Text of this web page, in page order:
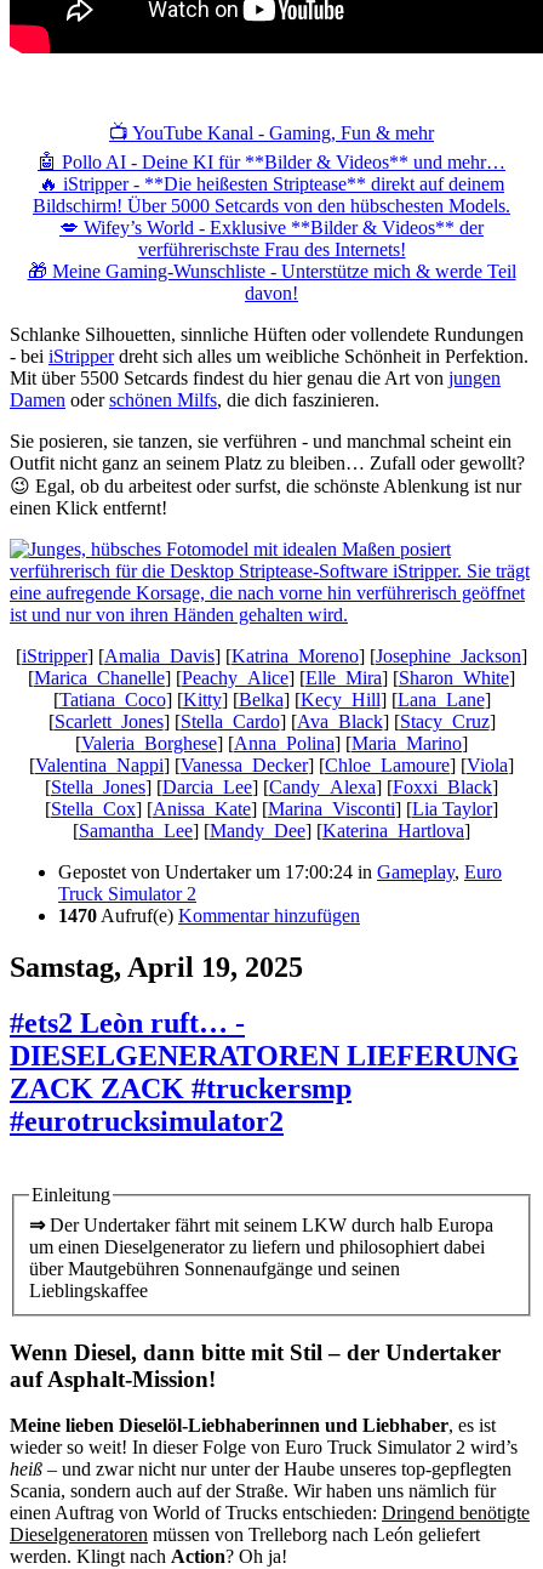
📺 YouTube Kanal - Gaming, Fun & mehr
🤖 Pollo AI - Deine KI für **Bilder & Videos** und mehr…
🔥 iStripper - **Die heißesten Striptease** direkt auf deinem
Bildschirm! Über 5000 Setcards von den hübschesten Models.
💋 Wifey’s World - Exklusive **Bilder & Videos** der
verführerischste Frau des Internets!
🎁 Meine Gaming-Wunschliste - Unterstütze mich & werde Teil
davon!
Schlanke Silhouetten, sinnliche Hüften oder vollendete Rundungen
- bei iStripperdreht sich alles um weibliche Schönheit in Perfektion.
Mit über 5500 Setcards findest du hier genau die Art von jungen
Damen oderschönen Milfs, die dich faszinieren.
Sie posieren, sie tanzen, sie verführen - und manchmal scheint ein
Outfit nicht ganz an seinem Platz zu bleiben… Zufall oder gewollt?
😉 Egal, ob du arbeitest oder surfst, die schönste Ablenkung ist nur
einen Klick entfernt!
[iStripper] [Amalia_Davis] [Katrina_Moreno] [Josephine_Jackson]
[Marica_Chanelle] [Peachy_Alice] [Elle_Mira] [Sharon_White]
[Tatiana_Coco] [Kitty] [Belka] [Kecy_Hill] [Lana_Lane]
[Scarlett_Jones] [Stella_Cardo] [Ava_Black] [Stacy_Cruz]
[Valeria_Borghese] [Anna_Polina] [Maria_Marino]
[Valentina_Nappi] [Vanessa_Decker] [Chloe_Lamoure] [Viola]
[Stella_Jones] [Darcia_Lee] [Candy_Alexa] [Foxxi_Black]
[Stella_Cox] [Anissa_Kate] [Marina_Visconti] [Lia Taylor]
[Samantha_Lee] [Mandy_Dee] [Katerina_Hartlova]
Gepostet von Undertakerum 17:00:24 in Gameplay, Euro
Truck Simulator 2
1470 Aufruf(e) Kommentar hinzufügen
Samstag, April 19, 2025
#ets2 Leòn ruft… -
DIESELGENERATOREN LIEFERUNG
ZACK ZACK #truckersmp
#eurotrucksimulator2
Einleitung
⇒Der Undertaker fährt mit seinem LKW durch halb Europa
um einen Dieselgenerator zu liefern und philosophiert dabei
über Mautgebühren Sonnenaufgänge und seinen
Lieblingskaffee
Wenn Diesel, dann bitte mit Stil – der Undertaker
auf Asphalt-Mission!
Meine lieben Dieselöl-Liebhaberinnen und Liebhaber, es ist
wieder so weit! In dieser Folge von Euro Truck Simulator 2 wird’s
heiß – und zwar nicht nur unter der Haube unseres top-gepflegten
Scania, sondern auch auf der Straße. Wir haben uns nämlich für
einen Auftrag von World of Trucks entschieden: Dringend benötigte
Dieselgeneratoren müssen von Trelleborg nach León geliefert
werden. Klingt nach Action? Oh ja!